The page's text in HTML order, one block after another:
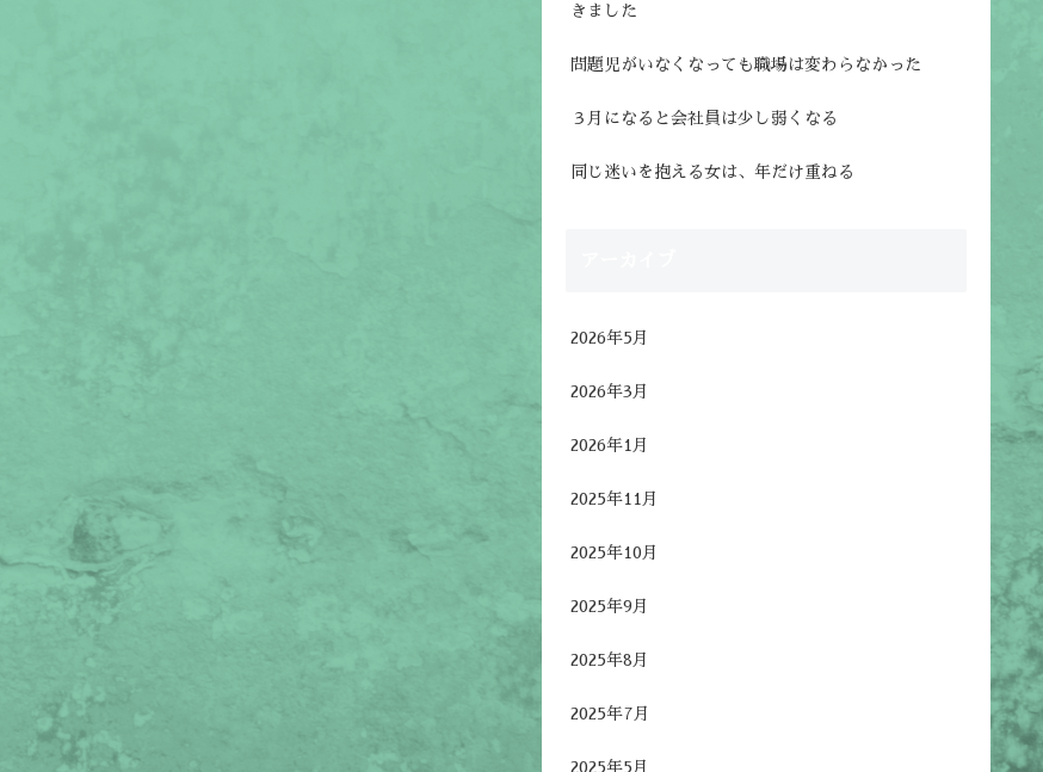
きました
問題児がいなくなっても職場は変わらなかった
３月になると会社員は少し弱くなる
同じ迷いを抱える女は、年だけ重ねる
2026年5月
2026年3月
2026年1月
2025年11月
2025年10月
2025年9月
2025年8月
2025年7月
2025年5月